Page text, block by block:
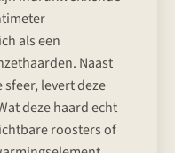
als een
Naast
sfeer, levert deze
deze haard echt
roosters of